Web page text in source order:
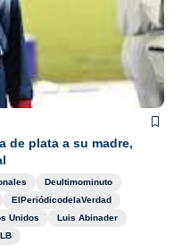
de plata a su madre,
Deultimominuto
ElPeriódicodelaVerdad
Unidos
Luis Abinader